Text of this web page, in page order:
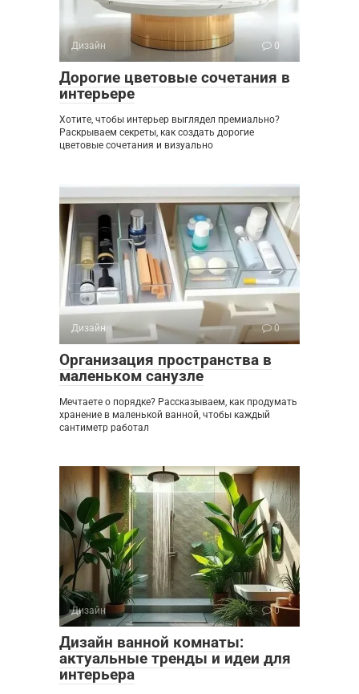
Дизайн 0
Дорогие цветовые сочетания в
интерьере
Хотите, чтобы интерьер выглядел премиально?
Раскрываем секреты, как создать дорогие
цветовые сочетания и визуально
Дизайн 0
Организация пространства в
маленьком санузле
Мечтаете о порядке? Рассказываем, как продумать
хранение в маленькой ванной, чтобы каждый
сантиметр работал
Дизайн 0
Дизайн ванной комнаты:
актуальные тренды и идеи для
интерьера